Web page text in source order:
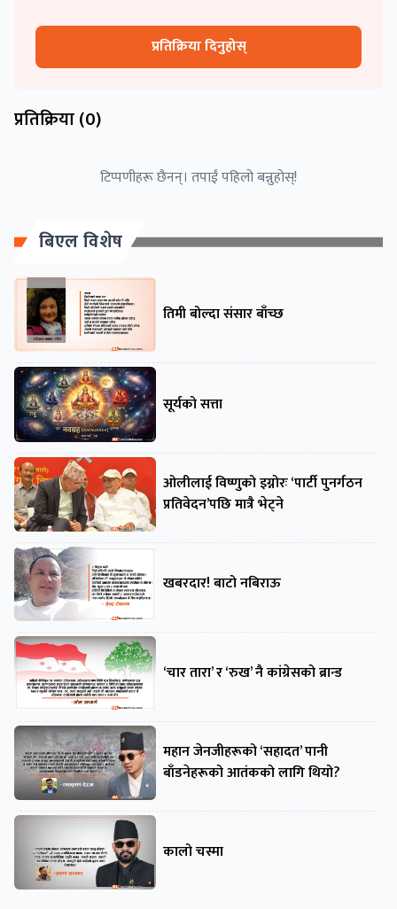
प्रतिक्रिया दिनुहोस्
प्रतिक्रिया (0)
टिप्पणीहरू छैनन्। तपाईं पहिलो बन्नुहोस्!
बिएल विशेष
तिमी बोल्दा संसार बाँच्छ
सूर्यको सत्ता
ओलीलाई विष्णुको इग्नोरः ‘पार्टी पुनर्गठन
प्रतिवेदन’पछि मात्रै भेट्ने
खबरदार! बाटो नबिराऊ
‘चार तारा’ र ‘रुख’ नै कांग्रेसको ब्रान्ड
महान जेनजीहरूको ‘सहादत’ पानी
बाँडनेहरूको आतंकको लागि थियो?
कालो चस्मा